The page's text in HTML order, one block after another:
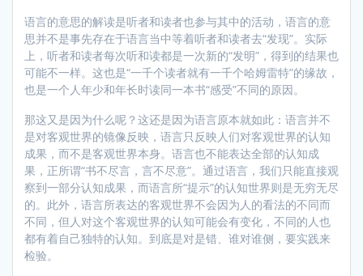
语言的意思的解读是听者和读者也参与其中的活动，语言的意
思并不是事先存在于语言当中等着听者和读者去“发现”。实际
上，听者和读者每次听和读都是一次新的“发明”，得到的结果也
可能不一样。这也是“一千个读者就有一千个哈姆雷特”的缘故，
也是一个人年少和年长时读同一本书“感受”不同的原因。
那这又是因为什么呢？这还是因为语言原本就如此：语言并不
是对客观世界的镜像反映，语言只反映人们对客观世界的认知
成果，而不是客观世界本身。语言也不能表达全部的认知成
果，正所谓“书不尽言，言不尽意”。通过语言，我们只能直接观
察到一部分认知成果，而语言所“提示”的认知世界则是无穷无尽
的。此外，语言所表达的客观世界不会因为人的看法的不同而
不同，但人对这个客观世界的认知可能会有变化，不同的人也
都有着自己独特的认知。到底是对是错、谁对谁侧，要实践来
检验。